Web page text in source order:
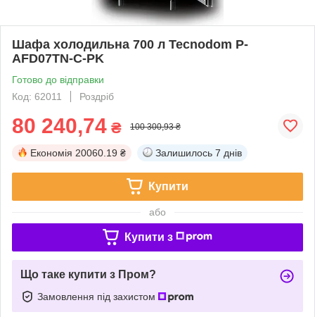
Шафа холодильна 700 л Tecnodom P-
AFD07TN-C-PK
Готово до відправки
Код: 62011
Роздріб
80 240,74 ₴ 100 300,93 ₴
Економія 20060.19 ₴ Залишилось 7 днів
Купити
або
Купити з
Що таке купити з Пром?
Замовлення під захистом